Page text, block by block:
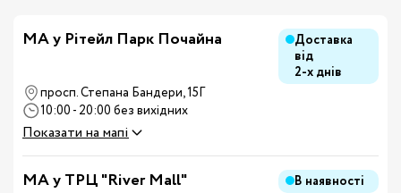
МА у Рітейл Парк Почайна
Доставка
від
2-х днів
просп. Степана Бандери, 15Г
10:00 - 20:00 без вихідних
Показати на мапі
MA у ТРЦ "River Mall"
В наявності